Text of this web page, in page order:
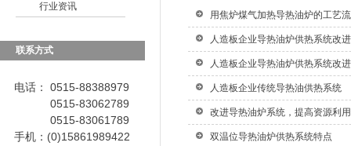
行业资讯
联系方式
电话： 0515-88388979
0515-83062789
0515-83061789
手机：(0)15861989422
用焦炉煤气加热导热油炉的工艺
人造板企业导热油炉供热系统改
人造板企业导热油炉供热系统改
人造板企业传统导热油供热系统
改进导热油炉系统，提高资源利
双温位导热油炉供热系统特点